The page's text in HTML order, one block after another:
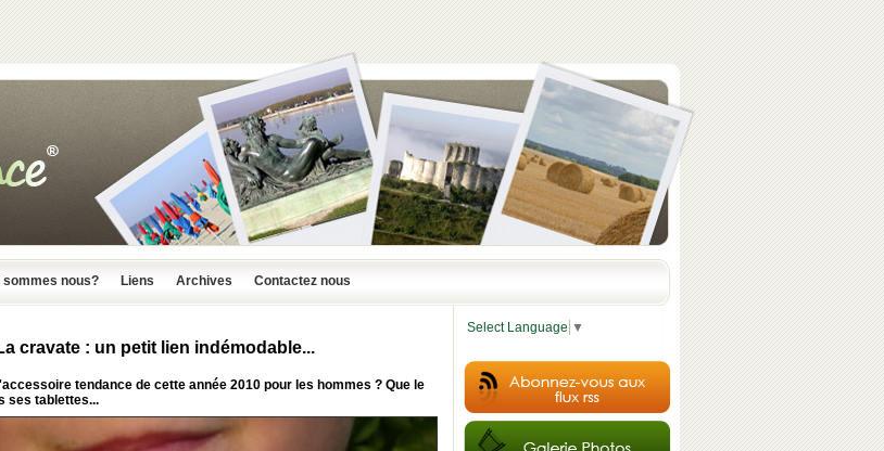
sommes nous? Liens Archives Contactez nous
cravate : un petit lien indémodable...
tendance de cette année 2010 pour les hommes ? Que le
ses tablettes...
Select Language ▼